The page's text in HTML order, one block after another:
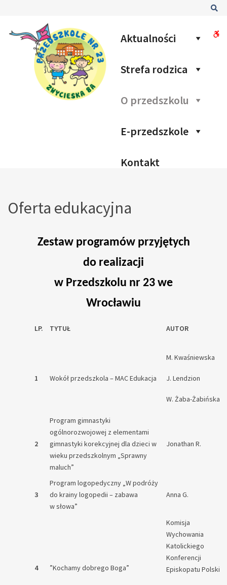
edukacyjna
Aktualności
Strefa rodzica
O przedszkolu
E-przedszkole
Kontakt
Oferta edukacyjna
Zestaw programów przyjętych
do realizacji
w Przedszkolu nr 23 we
Wrocławiu
LP. TYTUŁ AUTOR
1 Wokół przedszkola – MAC Edukacja
M. Kwaśniewska
J. Lendzion
W. Żaba-Żabińska
2
Program gimnastyki
ogólnorozwojowej z elementami
gimnastyki korekcyjnej dla dzieci w
wieku przedszkolnym „Sprawny
maluch”
Jonathan R.
3
Program logopedyczny „W podróży
do krainy logopedii – zabawa
w słowa”
Anna G.
4 ”Kochamy dobrego Boga”
Komisja
Wychowania
Katolickiego
Konferencji
Episkopatu Polski